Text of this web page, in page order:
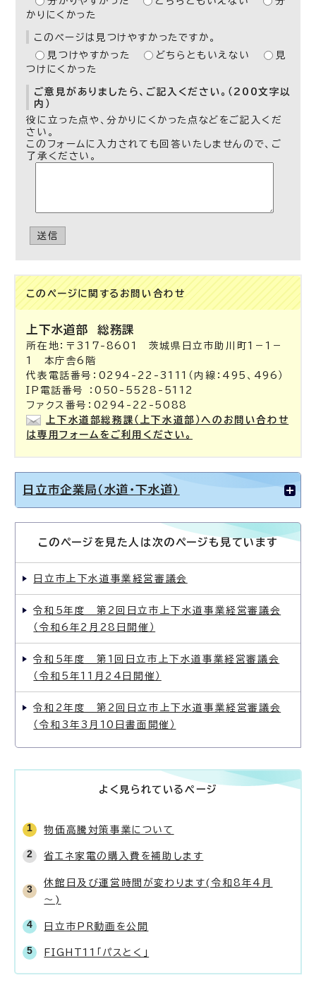
かりにくかった
このページは見つけやすかったですか。
見つけやすかった
どちらともいえない
見
つけにくかった
ご意見がありましたら、ご記入ください。（200文字以
内）
役に立った点や、分かりにくかった点などをご記入くだ
さい。
このフォームに入力されても回答いたしませんので、ご
了承ください。
送信
このページに関する お問い合わせ
上下水道部総務課
所在地：〒317-8601 茨城県日立市助川町1－1－
1 本庁舎6階
代表電話番号：0294-22-3111（内線：495、496）
IP電話番号 ：050-5528-5112
ファクス番号：0294-22-5088
上下水道部総務課（上下水道部）へのお問い合わせ
は専用フォームをご利用ください。
日立市企業局（水道・下水道）
このページを見た人は次のページも見ています
日立市上下水道事業経営審議会
令和5年度 第2回日立市上下水道事業経営審議会
（令和6年2月28日開催）
令和5年度 第1回日立市上下水道事業経営審議会
（令和5年11月24日開催）
令和2年度 第2回日立市上下水道事業経営審議会
（令和3年3月10日書面開催）
よく見られているページ
物価高騰対策事業について
省エネ家電の購入費を補助します
休館日及び運営時間が変わります(令和8年4月
～)
日立市PR動画を公開
FIGHT11「パスとく」